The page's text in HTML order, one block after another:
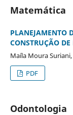
Matemática
PLANEJAMENTO
CONSTRUÇÃO
Maíla Moura
PDF
Odontologia